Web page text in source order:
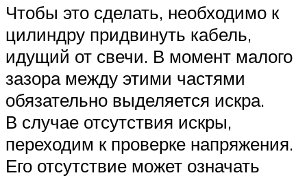
Чтобы это сделать, необходимо к
цилиндру придвинуть кабель,
идущий от свечи. В момент малого
зазора между этими частями
обязательно выделяется искра.
В случае отсутствия искры,
переходим к проверке напряжения.
Его отсутствие может означать